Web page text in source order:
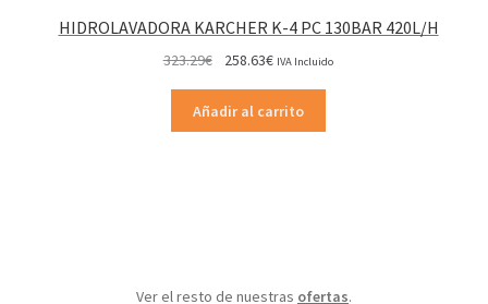
HIDROLAVADORA KARCHER K-4 PC 130BAR 420L/H
323.29€
original
era:
258.63€El
actual
es:
IVA Incluido
Añadir al carrito
Ver el resto de nuestras ofertas.